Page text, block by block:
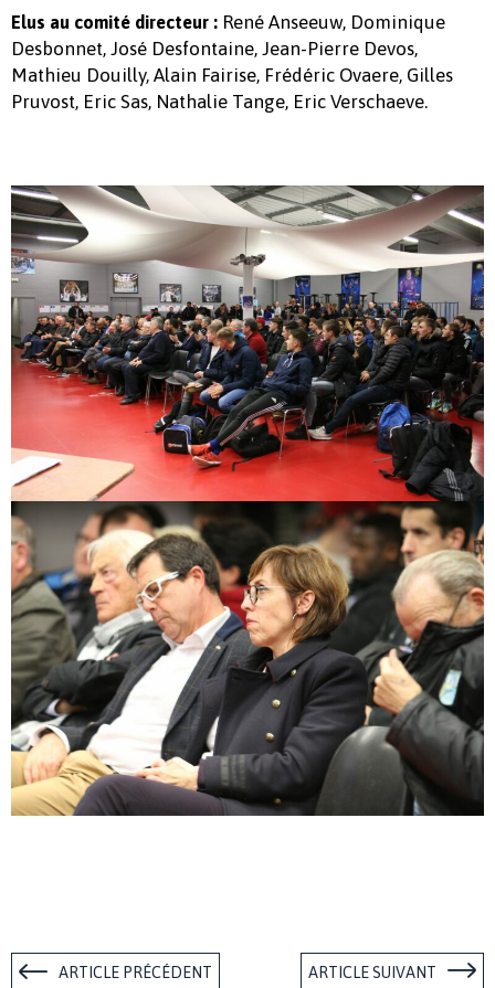
Elus au comité directeur : René Anseeuw, Dominique
Desbonnet, José Desfontaine, Jean-Pierre Devos,
Mathieu Douilly, Alain Fairise, Frédéric Ovaere, Gilles
Pruvost, Eric Sas, Nathalie Tange, Eric Verschaeve.
ARTICLE PRÉCÉDENT ARTICLE SUIVANT